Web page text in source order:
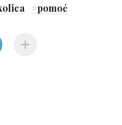
#pomoć